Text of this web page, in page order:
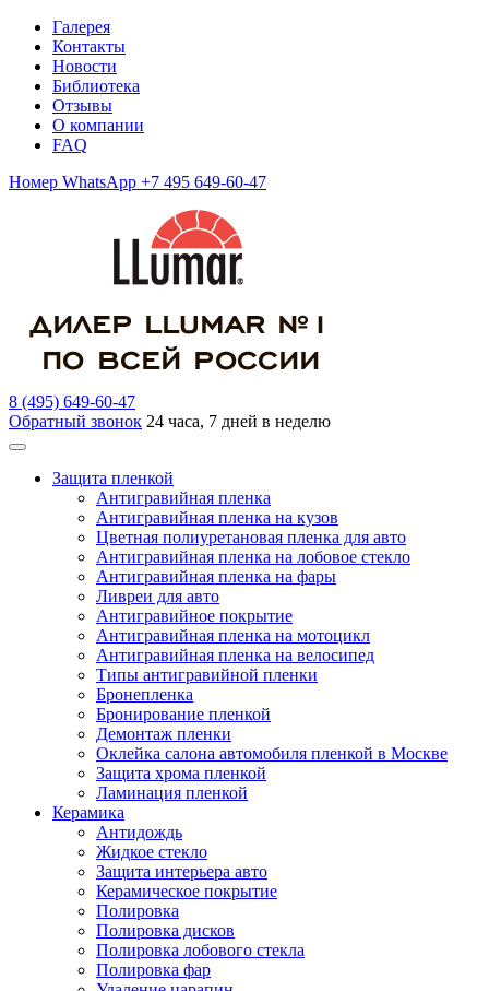
Галерея
Контакты
Новости
Библиотека
Отзывы
О компании
FAQ
Номер WhatsApp +7 495 649-60-47
8 (495) 649-60-47
Обратный звонок 24 часа, 7 дней в неделю
Защита пленкой
Антигравийная пленка
Антигравийная пленка на кузов
Цветная полиуретановая пленка для авто
Антигравийная пленка на лобовое стекло
Антигравийная пленка на фары
Ливреи для авто
Антигравийное покрытие
Антигравийная пленка на мотоцикл
Антигравийная пленка на велосипед
Типы антигравийной пленки
Бронепленка
Бронирование пленкой
Демонтаж пленки
Оклейка салона автомобиля пленкой в Москве
Защита хрома пленкой
Ламинация пленкой
Керамика
Антидождь
Жидкое стекло
Защита интерьера авто
Керамическое покрытие
Полировка
Полировка дисков
Полировка лобового стекла
Полировка фар